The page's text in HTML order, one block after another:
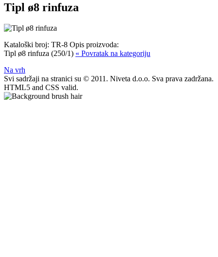
Tipl ø8 rinfuza
Kataloški broj: TR-8 Opis proizvoda:
Tipl ø8 rinfuza (250/1) « Povratak na kategoriju
Na vrh
Svi sadržaji na stranici su © 2011. Niveta d.o.o. Sva prava zadržana.
HTML5 and CSS valid.